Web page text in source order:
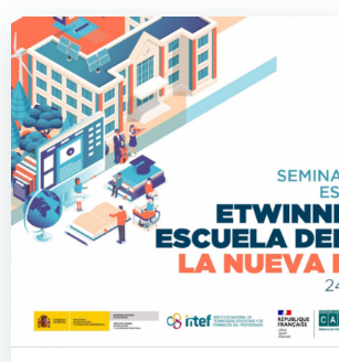
Saltar
contenido